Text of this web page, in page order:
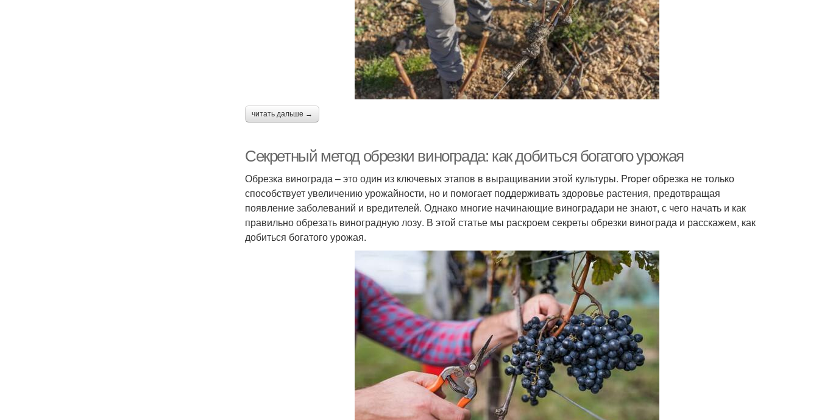
читать дальше →
Секретный метод обрезки винограда: как добиться богатого урожая
Обрезка винограда – это один из ключевых этапов в выращивании этой культуры. Proper обрезка не только
способствует увеличению урожайности, но и помогает поддерживать здоровье растения, предотвращая
появление заболеваний и вредителей. Однако многие начинающие виноградари не знают, с чего начать и как
правильно обрезать виноградную лозу. В этой статье мы раскроем секреты обрезки винограда и расскажем, как
добиться богатого урожая.